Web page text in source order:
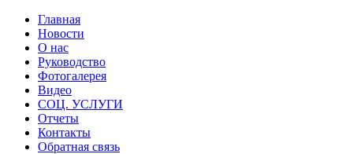
Главная
Новости
О нас
Руководство
Фотогалерея
Видео
СОЦ. УСЛУГИ
Отчеты
Контакты
Обратная связь